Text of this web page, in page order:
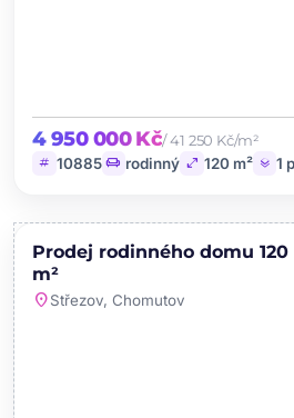
4 950 000 Kč/ 41 250 Kč/m²
tag 10885 chair rodinný open_in_full 120 m² layers 1
PRODEJ
Prodej rodinného domu 120
m²
location_onStřezov, Chomutov